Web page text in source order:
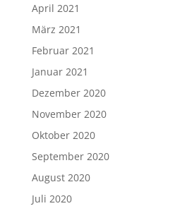
April 2021
März 2021
Februar 2021
Januar 2021
Dezember 2020
November 2020
Oktober 2020
September 2020
August 2020
Juli 2020